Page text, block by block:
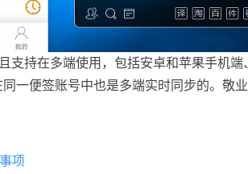
持在多端使用，包括安卓和苹果手机端
一便签账号中也是多端实时同步的。敬
项